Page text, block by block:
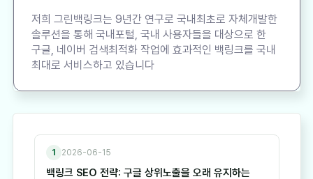
저희 그린백링크는 9년간 연구로 국내최초로 자체개발한
솔루션을 통해 국내포털, 국내 사용자들을 대상으로 한
구글, 네이버 검색최적화 작업에 효과적인 백링크를 국내
최대로 서비스하고 있습니다
1 2026-06-15
백링크 SEO 전략: 구글 상위노출을 오래 유지하는